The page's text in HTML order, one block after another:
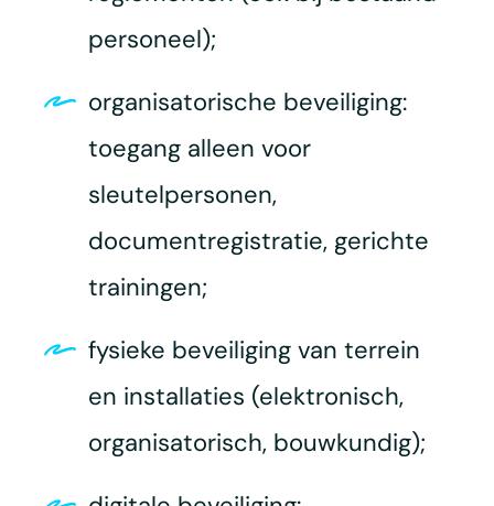
personeel);
organisatorische beveiliging:
toegang alleen voor
sleutelpersonen,
documentregistratie, gerichte
trainingen;
fysieke beveiliging van terrein
en installaties (elektronisch,
organisatorisch, bouwkundig);